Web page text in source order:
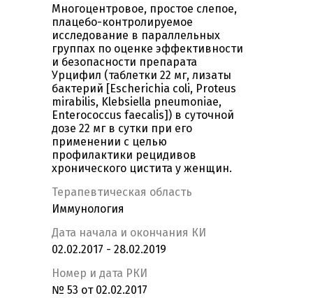
Многоцентровое, простое слепое,
плацебо-контролируемое
исследование в параллельных
группах по оценке эффективности
и безопасности препарата
Урцифил (таблетки 22 мг, лизаты
бактерий [Escherichia coli, Proteus
mirabilis, Klebsiella pneumoniae,
Enterococcus faecalis]) в суточной
дозе 22 мг в сутки при его
применении с целью
профилактики рецидивов
хронического цистита у женщин.
Терапевтическая область
Иммунология
Дата начала и окончания КИ
02.02.2017 - 28.02.2019
Номер и дата РКИ
№ 53 от 02.02.2017